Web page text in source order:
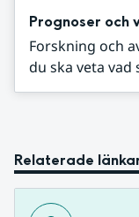
Prognoser och
Forskning och
du ska veta vad
Relaterade